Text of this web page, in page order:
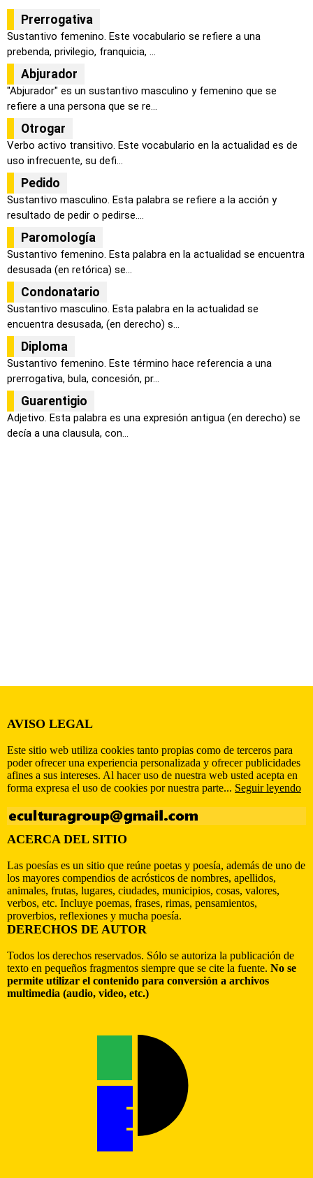
Prerrogativa
Sustantivo femenino. Este vocabulario se refiere a una
prebenda, privilegio, franquicia, ...
Abjurador
"Abjurador" es un sustantivo masculino y femenino que se
refiere a una persona que se re...
Otrogar
Verbo activo transitivo. Este vocabulario en la actualidad es de
uso infrecuente, su defi...
Pedido
Sustantivo masculino. Esta palabra se refiere a la acción y
resultado de pedir o pedirse....
Paromología
Sustantivo femenino. Esta palabra en la actualidad se encuentra
desusada (en retórica) se...
Condonatario
Sustantivo masculino. Esta palabra en la actualidad se
encuentra desusada, (en derecho) s...
Diploma
Sustantivo femenino. Este término hace referencia a una
prerrogativa, bula, concesión, pr...
Guarentigio
Adjetivo. Esta palabra es una expresión antigua (en derecho) se
decía a una clausula, con...
AVISO LEGAL
Este sitio web utiliza cookies tanto propias como de terceros para
poder ofrecer una experiencia personalizada y ofrecer publicidades
afines a sus intereses. Al hacer uso de nuestra web usted acepta en
forma expresa el uso de cookies por nuestra parte... Seguir leyendo
ACERCA DEL SITIO
Las poesías es un sitio que reúne poetas y poesía, además de uno de
los mayores compendios de acrósticos de nombres, apellidos,
animales, frutas, lugares, ciudades, municipios, cosas, valores,
verbos, etc. Incluye poemas, frases, rimas, pensamientos,
proverbios, reflexiones y mucha poesía.
DERECHOS DE AUTOR
Todos los derechos reservados. Sólo se autoriza la publicación de
texto en pequeños fragmentos siempre que se cite la fuente. No se
permite utilizar el contenido para conversión a archivos
multimedia (audio, video, etc.)